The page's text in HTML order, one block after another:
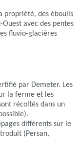
propriété, des éboulis
avec des pentes
fluvio-glacières
par Demeter. Les
la ferme et les
récoltés dans un
différents sur le
(Persan,